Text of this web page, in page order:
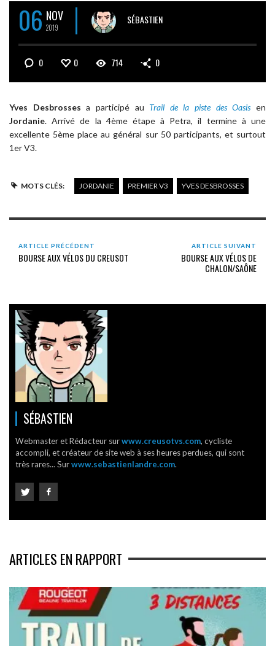
06 NOV
2019
SÉBASTIEN
0 0 714 0
Yves Desbrosses a participé au Trail de la piste des Oasis en
Jordanie. Arrivé de la 4ème étape à Petra, il termine à une
excellente 5ème place au général sur 50 participants, et surtout
1er V3.
MOTS CLÉS: JORDANIE PREMIER V3 YVES DESBROSSES
ARTICLE PRÉCÉDENT
BOURSE AUX VÉLOS DU CREUSOT
ARTICLE SUIVANT
BOURSE AUX VÉLOS DE
CHALON/SAÔNE
SÉBASTIEN
Webmaster et Rédacteur surwww.creusotvs.com, cycliste
accompli, et créateur de site web à ses heures perdues, qui sont
très rares... Surwww.sebastienlandre.com.
ARTICLES EN RAPPORT